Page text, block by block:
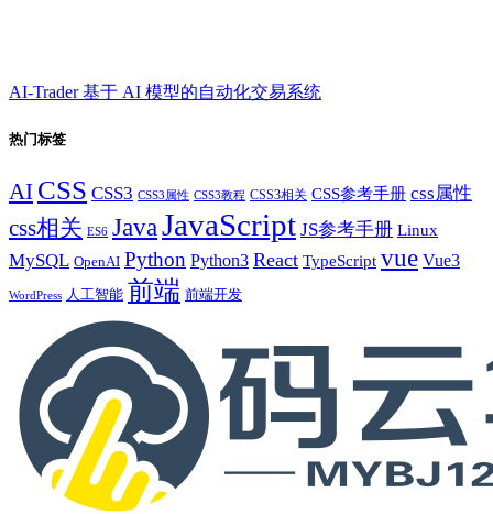
AI-Trader 基于 AI 模型的自动化交易系统
热门标签
AI CSS CSS3 CSS3属性 CSS3教程 CSS3相关 CSS参考手册 css属性
css相关 ES6 JavaJavaScript JS参考手册 Linux
MySQL OpenAI Python Python3 React TypeScript vue Vue3
WordPress 人工智能 前端 前端开发